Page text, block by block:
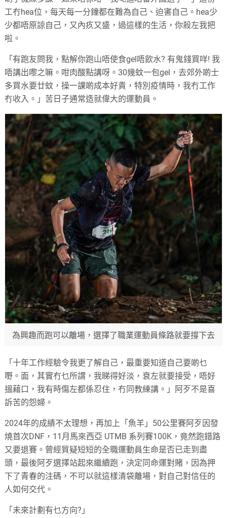
工冇hea位，每天每一分鐘都在難為自己、迫害自己。hea少
少都唔原諒自己，又內疚又盛，過這樣的生活，你殺左我把
啦。
「有跑友問我，點解你跑山唔使食gel唔飲水? 有鬼錢買咩! 我
唔講出嚟之嘛。咁肉酸點講呀。30幾蚊一包gel，去郊外啲士
多買水要廿蚊，操一課啲成本好貴，特別疫情時，我冇工作
冇收入。」苦日子通常造就偉大的運動員。
為興趣而跑可以離場，選擇了職業運動員條路就要撐下去
「十年工作經驗令我更了解自己，最重要知道自己要啲乜
嘢。面，其實冇乜所謂，我睇得好淡，衰左就要接受，唔好
搵藉口，我有時傷左都係忍住，冇同教練講。」阿歹不是喜
訴苦的怨婦。
2024年的成績不太理想，再加上「魚羊」50公里賽阿歹因發
燒首次DNF，11月馬來西亞 UTMB 系列賽100K，竟然跑錯路
又要退賽。曾經質疑短短的全職運動員生命是否已走到盡
頭，最後阿歹選擇站起來繼續跑，決定同命運對賭，因為押
下了青春的注碼，不可以就這樣清袋離場，對自己對信任的
人如何交代。
「未來計劃有乜方向?」